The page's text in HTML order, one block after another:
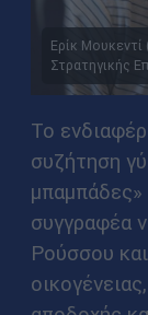
Ερίκ
Στρατηγικής
Το
συζήτηση
μπαμπάδες»
συγγραφέα
Ρούσσου